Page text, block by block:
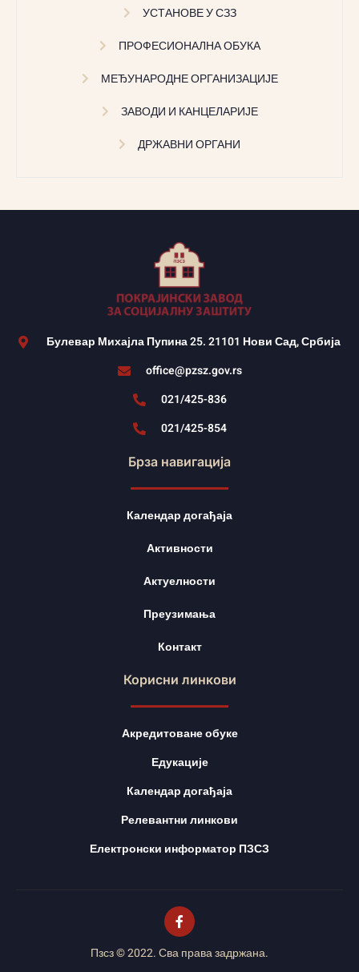
УСТАНОВЕ У СЗЗ
ПРОФЕСИОНАЛНА ОБУКА
МЕЂУНАРОДНЕ ОРГАНИЗАЦИЈЕ
ЗАВОДИ И КАНЦЕЛАРИЈЕ
ДРЖАВНИ ОРГАНИ
Булевар Михајла Пупина 25. 21101 Нови Сад, Србија
office@pzsz.gov.rs
021/425-836
021/425-854
Брза навигација
Календар догађаја
Активности
Актуелности
Преузимања
Контакт
Корисни линкови
Акредитоване обуке
Едукације
Календар догађаја
Релевантни линкови
Електронски информатор ПЗСЗ
Пзсз © 2022. Сва права задржана.